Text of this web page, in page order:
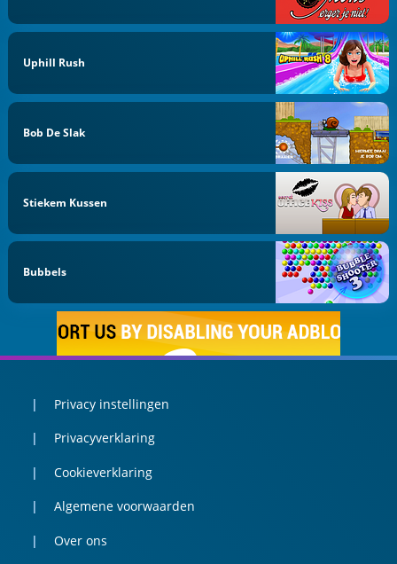
Uphill Rush
Bob De Slak
Stiekem Kussen
Bubbels
Privacy instellingen
Privacyverklaring
Cookieverklaring
Algemene voorwaarden
Over ons